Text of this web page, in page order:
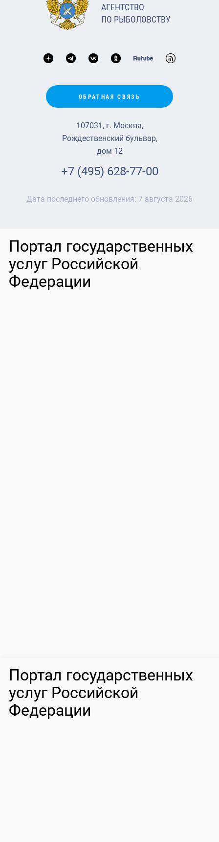
АГЕНТСТВО
ПО РЫБОЛОВСТВУ
ОБРАТНАЯ СВЯЗЬ
107031, г. Москва,
Рождественский бульвар,
дом 12
+7 (495) 628-77-00
Дата последнего обновления: 7 августа 2026
Портал государственных
услуг Российской
Федерации
Портал государственных
услуг Российской
Федерации